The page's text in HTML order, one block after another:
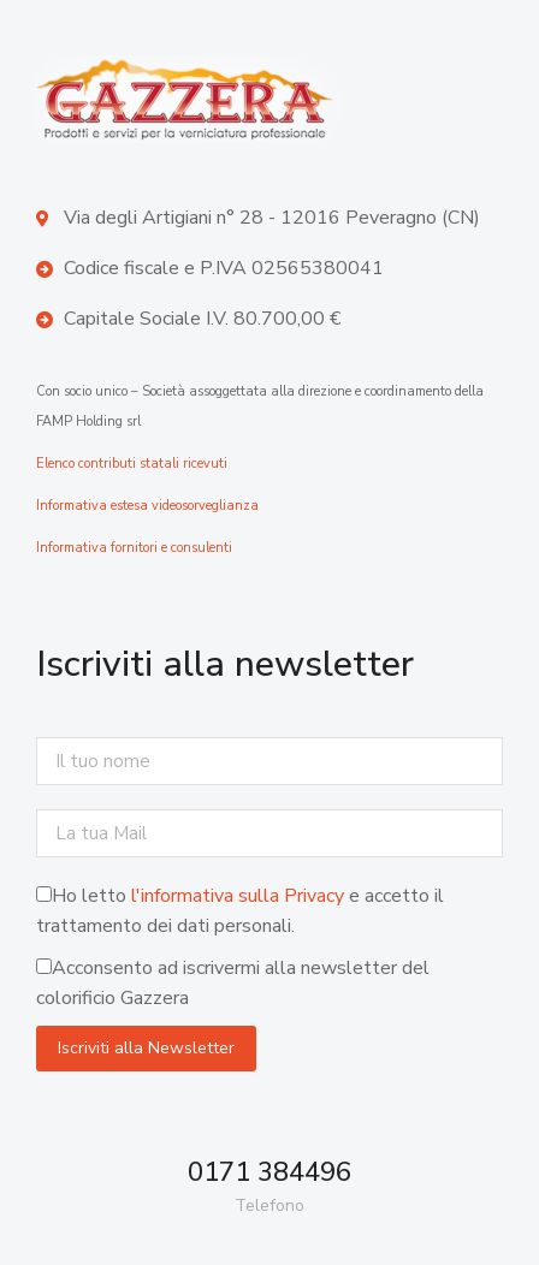
Via degli Artigiani n° 28 - 12016 Peveragno (CN)
Codice fiscale e P.IVA 02565380041
Capitale Sociale I.V. 80.700,00 €
Con socio unico – Società assoggettata alla direzione e coordinamento della
FAMP Holding srl
Elenco contributi statali ricevuti
Informativa estesa videosorveglianza
Informativa fornitori e consulenti
Iscriviti alla newsletter
Ho letto l'informativa sulla Privacye accetto il
trattamento dei dati personali.
Acconsento ad iscrivermi alla newsletter del
colorificio Gazzera
0171 384496
Telefono